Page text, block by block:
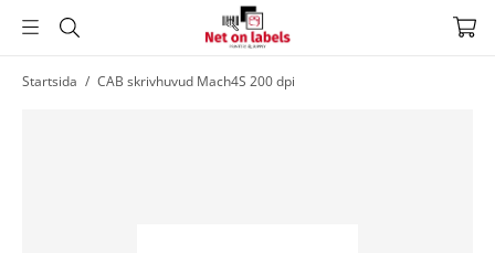
HoppaStartsida / CAB skrivhuvud Mach4S 200 dpi